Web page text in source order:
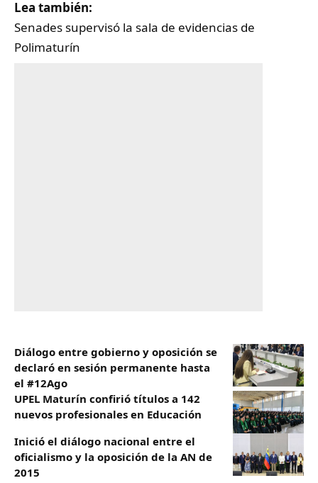
Lea también:
Senades supervisó la sala de evidencias de
Polimaturín
Diálogo entre gobierno y oposición se
declaró en sesión permanente hasta
el #12Ago
UPEL Maturín confirió títulos a 142
nuevos profesionales en Educación
Inició el diálogo nacional entre el
oficialismo y la oposición de la AN de
2015